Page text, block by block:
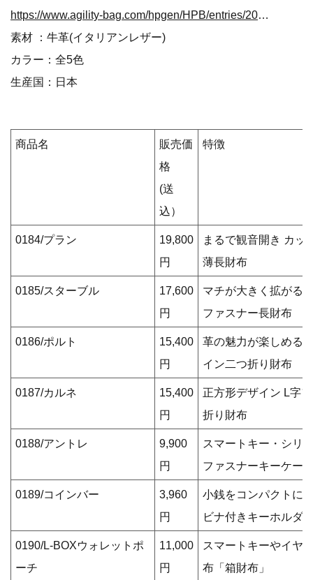
https://www.agility-bag.com/hpgen/HPB/entries/203.html
素材 ：牛革(イタリアンレザー)
カラー：全5色
生産国：日本
商品名
販売価
格
(送
込）
特徴
0184/プラン
19,800
円
まるで観音開き カッ
薄長財布
0185/スターブル
17,600
円
マチが大きく拡がる
ファスナー長財布
0186/ポルト
15,400
円
革の魅力が楽しめる
イン二つ折り財布
0187/カルネ
15,400
円
正方形デザイン L字
折り財布
0188/アントレ
9,900
円
スマートキー・シリ
ファスナーキーケー
0189/コインバー
3,960
円
小銭をコンパクトに
ビナ付きキーホルダ
0190/L-BOXウォレットポ
ーチ
11,000
円
スマートキーやイヤ
布「箱財布」